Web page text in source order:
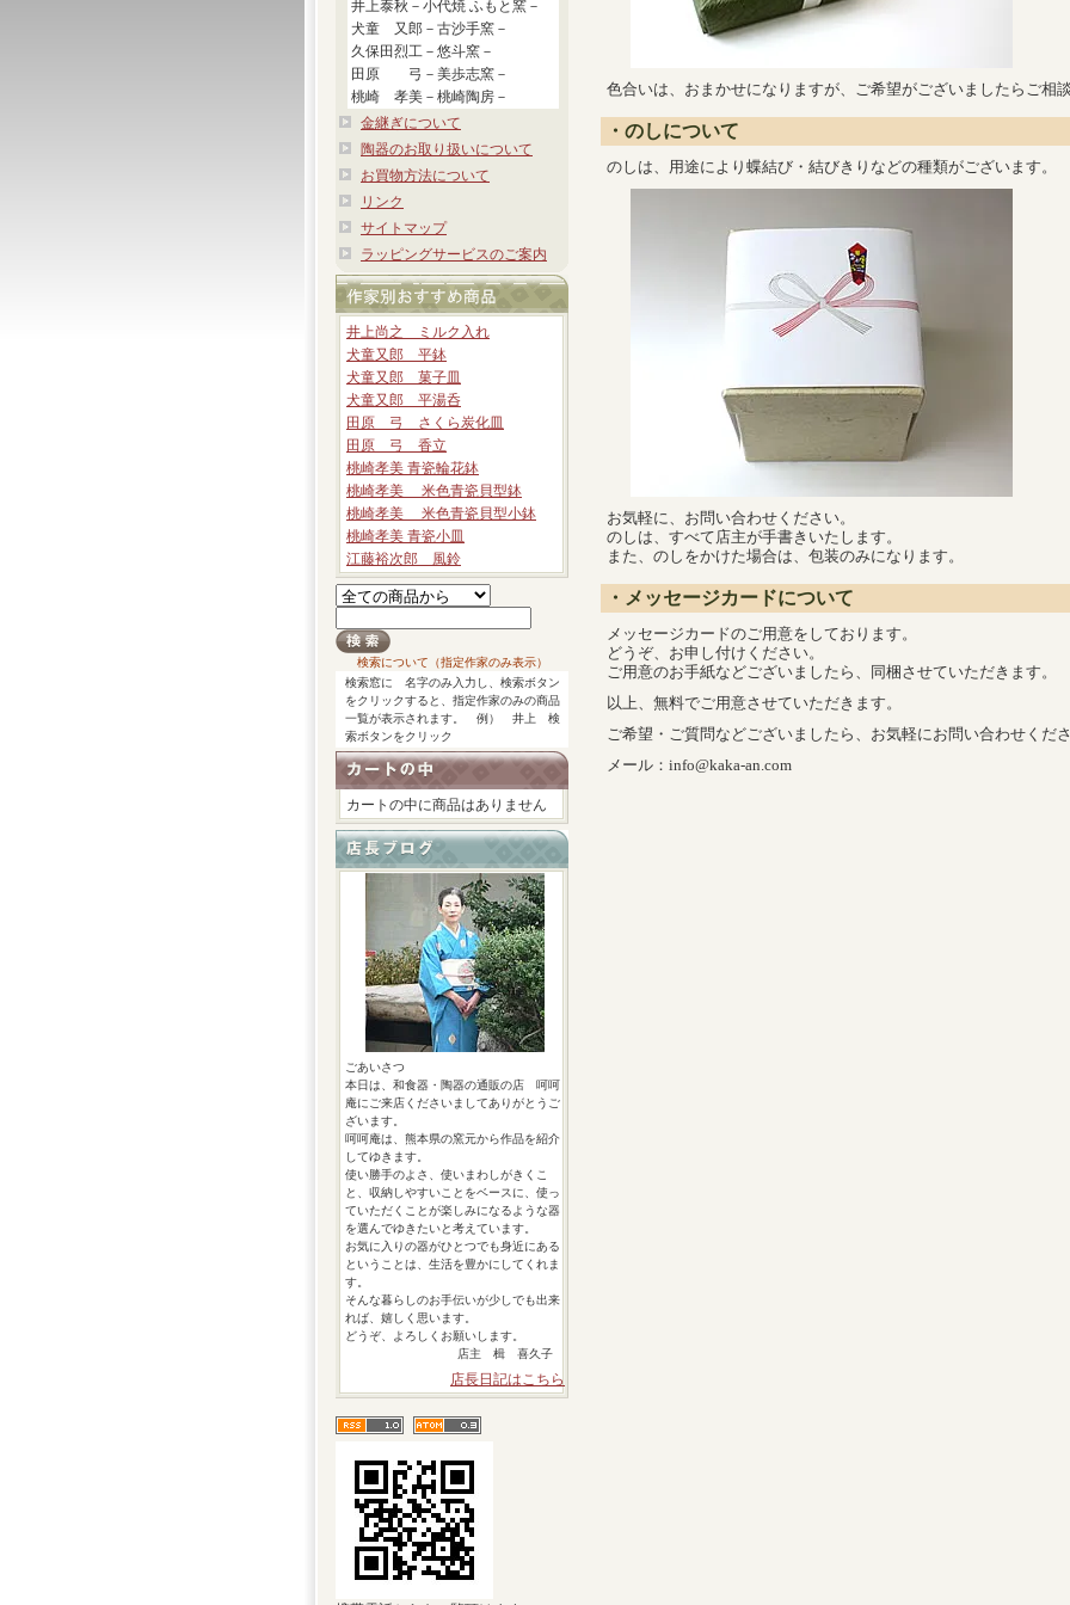
井上泰秋－小代焼 ふもと窯－
犬童 又郎－古沙手窯－
久保田烈工－悠斗窯－
田原 弓－美歩志窯－
桃崎 孝美－桃崎陶房－
金継ぎについて
陶器のお取り扱いについて
お買物方法について
リンク
サイトマップ
ラッピングサービスのご案内
井上尚之 ミルク入れ
犬童又郎 平鉢
犬童又郎 菓子皿
犬童又郎 平湯呑
田原 弓 さくら炭化皿
田原 弓 香立
桃崎孝美 青瓷輪花鉢
桃崎孝美 米色青瓷貝型鉢
桃崎孝美 米色青瓷貝型小鉢
桃崎孝美 青瓷小皿
江藤裕次郎 風鈴
検索について（指定作家のみ表示）
検索窓に 名字のみ入力し、検索ボタン
をクリックすると、指定作家のみの商品
一覧が表示されます。 例） 井上 検
索ボタンをクリック
カートの中に商品はありません
ごあいさつ
本日は、和食器・陶器の通販の店 呵呵
庵にご来店くださいましてありがとうご
ざいます。
呵呵庵は、熊本県の窯元から作品を紹介
してゆきます。
使い勝手のよさ、使いまわしがきくこ
と、収納しやすいことをベースに、使っ
ていただくことが楽しみになるような器
を選んでゆきたいと考えています。
お気に入りの器がひとつでも身近にある
ということは、生活を豊かにしてくれま
す。
そんな暮らしのお手伝いが少しでも出来
れば、嬉しく思います。
どうぞ、よろしくお願いします。
店主 楫 喜久子
店長日記はこちら
色合いは、おまかせになりますが、ご希望がございましたらご相
・のしについて
のしは、用途により蝶結び・結びきりなどの種類がございます。
お気軽に、お問い合わせください。
のしは、すべて店主が手書きいたします。
また、のしをかけた場合は、包装のみになります。
・メッセージカードについて
メッセージカードのご用意をしております。
どうぞ、お申し付けください。
ご用意のお手紙などございましたら、同梱させていただきます。
以上、無料でご用意させていただきます。
ご希望・ご質問などございましたら、お気軽にお問い合わせくだ
メール：info@kaka-an.com